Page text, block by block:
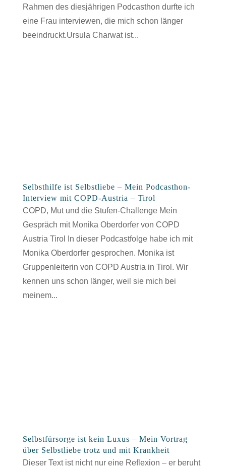
Rahmen des diesjährigen Podcasthon durfte ich
eine Frau interviewen, die mich schon länger
beeindruckt.Ursula Charwat ist...
Selbsthilfe ist Selbstliebe – Mein Podcasthon-
Interview mit COPD-Austria – Tirol
COPD, Mut und die Stufen-Challenge Mein
Gespräch mit Monika Oberdorfer von COPD
Austria Tirol In dieser Podcastfolge habe ich mit
Monika Oberdorfer gesprochen. Monika ist
Gruppenleiterin von COPD Austria in Tirol. Wir
kennen uns schon länger, weil sie mich bei
meinem...
Selbstfürsorge ist kein Luxus – Mein Vortrag
über Selbstliebe trotz und mit Krankheit
Dieser Text ist nicht nur eine Reflexion – er beruht